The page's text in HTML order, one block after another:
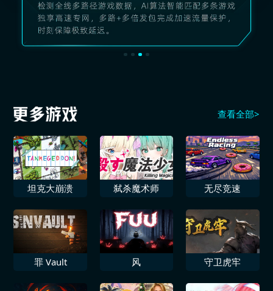
查看全部>
坦克大崩溃 弑杀魔术师 无尽竞速
罪 Vault 风 守卫虎牢